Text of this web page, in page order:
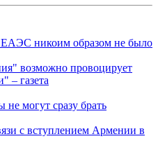
ЕАЭС никоим образом не было
возможно провоцирует
– газета
могут сразу брать
с вступлением Армении в